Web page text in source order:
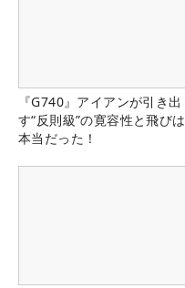
『G740』アイアンが引き出
す“反則級”の寛容性と飛びは
本当だった！